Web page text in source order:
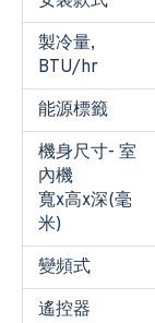
製冷量,
BTU/hr
能源標籤
機身尺寸- 室
內機
寬x高x深(毫
米)
變頻式
遙控器